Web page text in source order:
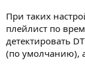
При таких
плейлист по
детектировать
(по умолчанию),